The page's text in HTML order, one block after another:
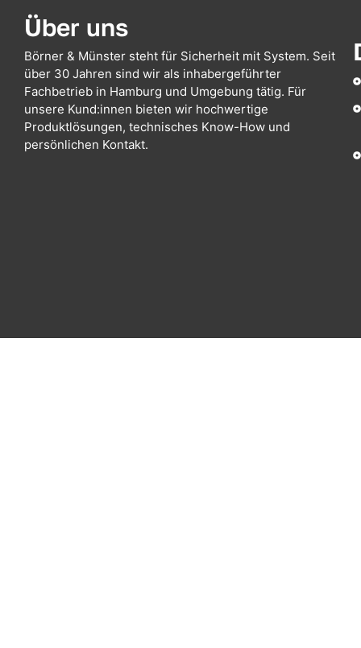
Über uns
Börner & Münster steht für Sicherheit mit System. Seit
über 30 Jahren sind wir als inhabergeführter
Fachbetrieb in Hamburg und Umgebung tätig. Für
unsere Kund:innen bieten wir hochwertige
Produktlösungen, technisches Know-How und
persönlichen Kontakt.